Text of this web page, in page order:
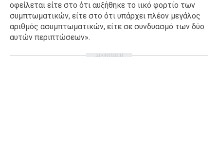
οφείλεται είτε στο ότι αυξήθηκε το ιικό φορτίο των
συμπτωματικών, είτε στο ότι υπάρχει πλέον μεγάλος
αριθμός ασυμπτωματικών, είτε σε συνδυασμό των δύο
αυτών περιπτώσεων».
ΔΙΑΦΗΜΙΣΗ